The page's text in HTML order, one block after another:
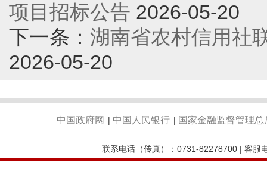
项目招标公告 2026-05-20
下一条： 湖南省农村信用社
2026-05-20
中国政府网 | 中国人民银行 | 国家金融监督管理总
联系电话（传真）：0731-82278700 | 客服